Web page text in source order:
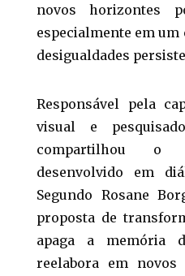
novos horizontes
especialmente em
desigualdades
Responsável pela
visual e
compartilhou o
desenvolvido em
Segundo Rosane
proposta de
apaga a memória
reelabora em novos